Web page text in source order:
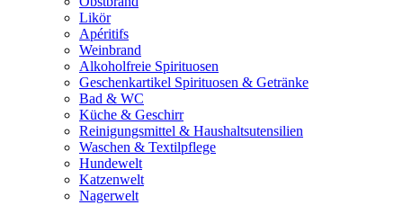
Likör
Apéritifs
Weinbrand
Alkoholfreie Spirituosen
Geschenkartikel Spirituosen & Getränke
Bad & WC
Küche & Geschirr
Reinigungsmittel & Haushaltsutensilien
Waschen & Textilpflege
Hundewelt
Katzenwelt
Nagerwelt